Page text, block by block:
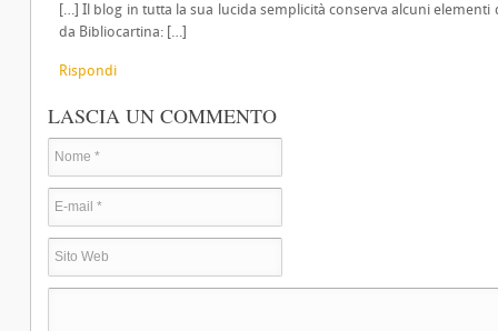
[…] Il blog in tutta la sua lucida semplicità conserva alcuni
da Bibliocartina: […]
Rispondi
LASCIA UN COMMENTO